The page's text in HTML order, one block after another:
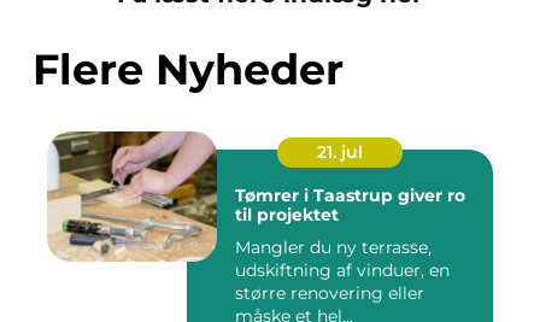
Flere Nyheder
21. jul
Tømrer i Taastrup giver ro
til projektet
Mangler du ny terrasse,
udskiftning af vinduer, en
større renovering eller
måske et hel...